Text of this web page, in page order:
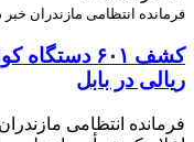
فرمانده انتظامی مازندران خبر
ریالی در بابل
فرمانده انتظامی مازندران